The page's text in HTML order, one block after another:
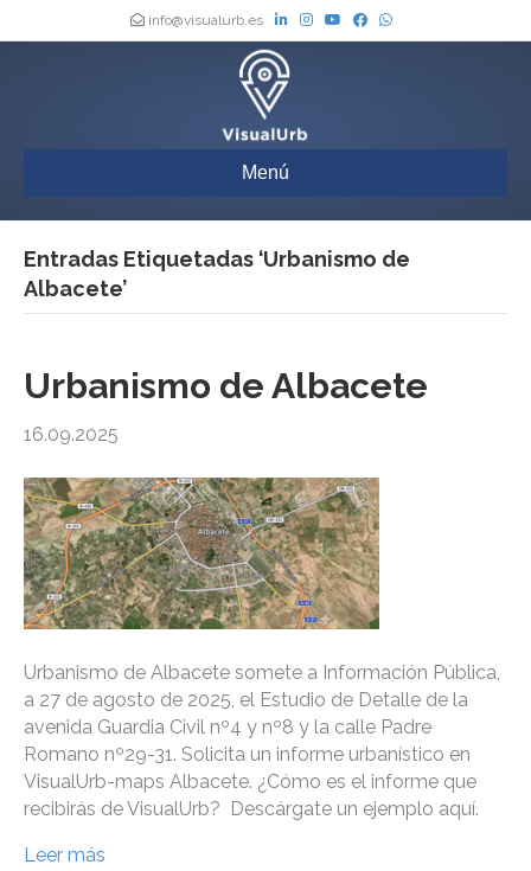
info@visualurb.es
Menú
Entradas Etiquetadas ‘Urbanismo de
Albacete’
Urbanismo de Albacete
16.09.2025
Urbanismo de Albacete somete a Información Pública,
a 27 de agosto de 2025, el Estudio de Detalle de la
avenida Guardia Civil nº4 y nº8 y la calle Padre
Romano nº29-31. Solicita un informe urbanístico en
VisualUrb-maps Albacete. ¿Cómo es el informe que
recibirás de VisualUrb? Descárgate un ejemplo aquí.
Leer más